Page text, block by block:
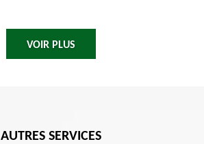
VOIR PLUS
AUTRES SERVICES